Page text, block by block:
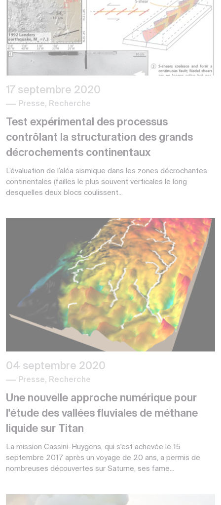
17 septembre 2020
Presse, Recherche
Test expérimental des processus
contrôlant la structuration des grands
décrochements continentaux
L’évaluation de l’aléa sismique dans les zones décrochantes
continentales (failles le plus souvent verticales le long
desquelles deux blocs coulissent...
04 septembre 2020
Presse, Recherche
Une nouvelle approche numérique pour
l'étude des vallées fluviales de méthane
liquide sur Titan
La mission Cassini-Huygens, qui s'est achevée le 15
septembre 2017 après un voyage de 20 ans, a permis de
nombreuses découvertes sur Saturne, ses fame...